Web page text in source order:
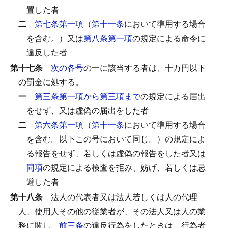
置した者
二 第七条第一項 （第十一条において準用する場合
を含む。）又は第八条第一項の規定による命令に
違反した者
第十七条 次の各号の一に該当する者は、十万円以下
の罰金に処する。
一 第三条第一項から第三項までの規定による届出
をせず、又は虚偽の届出をした者
二 第六条第一項 （第十一条において準用する場合
を含む。以下この号において同じ。）の規定によ
る報告をせず、若しくは虚偽の報告をした者又は
同項の規定による検査を拒み、妨げ、若しくは忌
避した者
第十八条 法人の代表者又は法人若しくは人の代理
人、使用人その他の従業者が、その法人又は人の業
務に関し、 前三条の違反行為をしたときは、行為者